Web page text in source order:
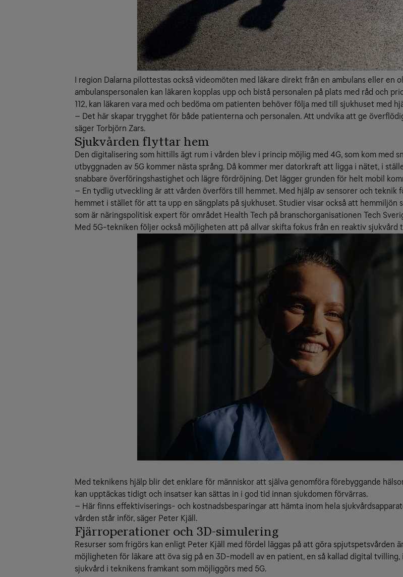
I region Dalarna pilottestas också videomöten med läkare direkt från en ambulans eller en
ambulanspersonalen kan läkaren kopplas upp och bistå personalen på plats med råd och
112, kan läkaren vara med och bedöma om patienten behöver följa med till sjukhuset med
– Det här skapar trygghet för både patienterna och personalen. Att undvika att ge
säger Torbjörn Zars.
Sjukvården flyttar hem
Den digitalisering som hittills ägt rum i vården blev i princip möjlig med 4G, som kom med
utbyggnaden av 5G kommer nästa språng. Då kommer mer datorkraft att ligga i nätet, i
snabbare överföringshastighet och lägre fördröjning. Det lägger grunden för helt mobil
– En tydlig utveckling är att vården överförs till hemmet. Med hjälp av sensorer och teknik
hemmet i stället för att ta upp en sängplats på sjukhuset. Studier visar också att
som är näringspolitisk expert för området Health Tech på branschorganisationen Tech
Med 5G-tekniken följer också möjligheten att på allvar skifta fokus från en reaktiv sjukvård
Med teknikens hjälp blir det enklare för människor att själva genomföra förebyggande
kan upptäckas tidigt och insatser kan sättas in i god tid innan sjukdomen förvärras.
– Här finns effektiviserings- och kostnadsbesparingar att hämta inom hela
vården står inför, säger Peter Kjäll.
Fjärroperationer och 3D-simulering
Resurser som frigörs kan enligt Peter Kjäll med fördel läggas på att göra spjutspetsvården
möjligheten för läkare att öva sig på en 3D-modell av en patient, en så kallad digital
sjukvård i teknikens framkant som möjliggörs med 5G.